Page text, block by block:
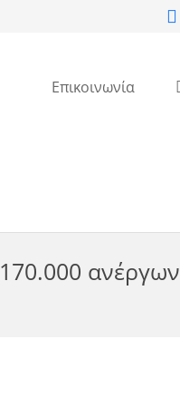
Επικοινωνία
ανέργων